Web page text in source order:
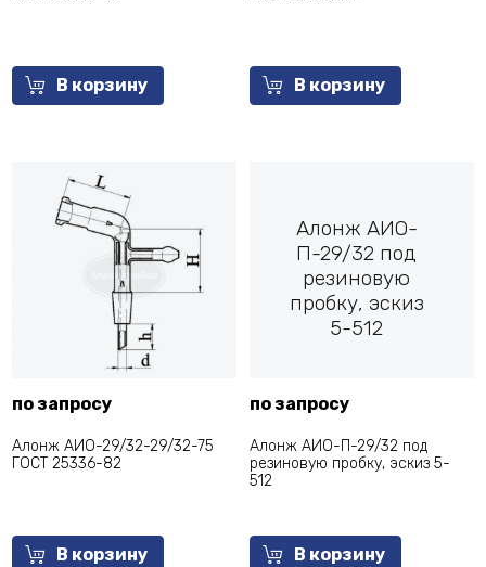
В корзину В корзину
по запросу
Алонж АИО-29/32-29/32-75
ГОСТ 25336-82
В корзину
Алонж АИО-
П-29/32 под
резиновую
пробку, эскиз
5-512
по запросу
Алонж АИО-П-29/32 под
резиновую пробку, эскиз 5-
512
В корзину